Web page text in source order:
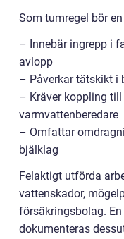
Som tumregel bör
– Innebär ingrepp i
avlopp
– Påverkar tätskikt i
– Kräver koppling
varmvattenberedare
– Omfattar
bjälklag
Felaktigt utförda
vattenskador,
försäkringsbolag.
dokumenteras